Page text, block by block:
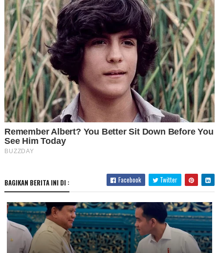
BAGIKAN BERITA INI DI : Facebook Twitter